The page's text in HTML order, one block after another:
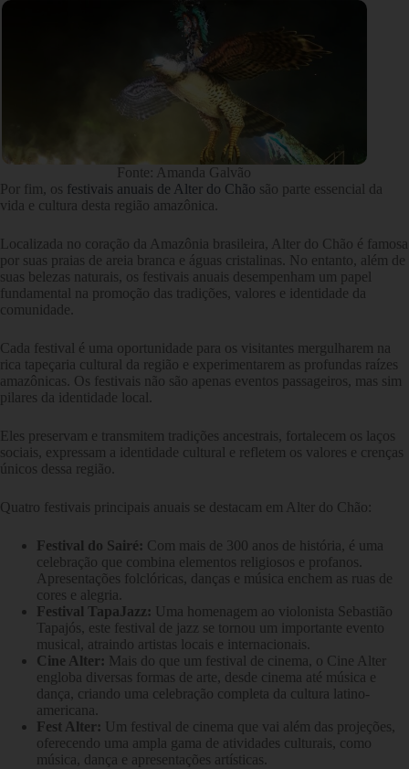
Fonte: Amanda Galvão
Por fim, os festivais anuais de Alter do Chão são parte essencial da
vida e cultura desta região amazônica.
Localizada no coração da Amazônia brasileira, Alter do Chão é famosa
por suas praias de areia branca e águas cristalinas. No entanto, além de
suas belezas naturais, os festivais anuais desempenham um papel
fundamental na promoção das tradições, valores e identidade da
comunidade.
Cada festival é uma oportunidade para os visitantes mergulharem na
rica tapeçaria cultural da região e experimentarem as profundas raízes
amazônicas. Os festivais não são apenas eventos passageiros, mas sim
pilares da identidade local.
Eles preservam e transmitem tradições ancestrais, fortalecem os laços
sociais, expressam a identidade cultural e refletem os valores e crenças
únicos dessa região.
Quatro festivais principais anuais se destacam em Alter do Chão:
Festival do Sairé: Com mais de 300 anos de história, é uma
celebração que combina elementos religiosos e profanos.
Apresentações folclóricas, danças e música enchem as ruas de
cores e alegria.
Festival TapaJazz: Uma homenagem ao violonista Sebastião
Tapajós, este festival de jazz se tornou um importante evento
musical, atraindo artistas locais e internacionais.
Cine Alter: Mais do que um festival de cinema, o Cine Alter
engloba diversas formas de arte, desde cinema até música e
dança, criando uma celebração completa da cultura latino-
americana.
Fest Alter: Um festival de cinema que vai além das projeções,
oferecendo uma ampla gama de atividades culturais, como
música, dança e apresentações artísticas.